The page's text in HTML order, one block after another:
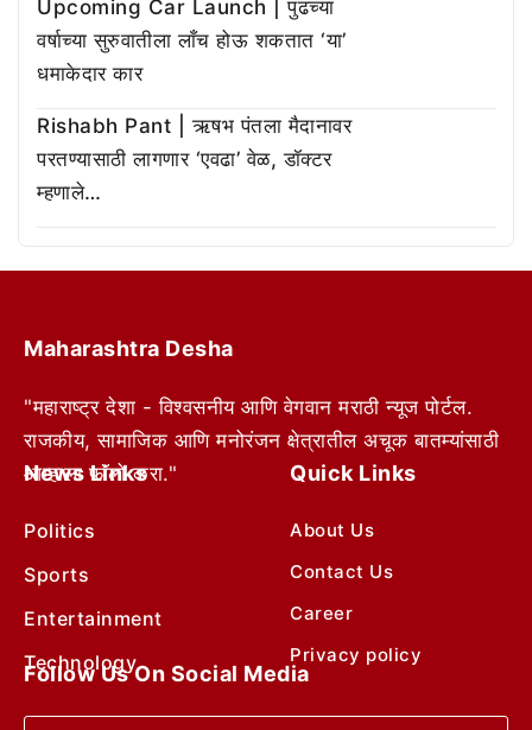
Upcoming Car Launch | पुढच्या
वर्षाच्या सुरुवातीला लाँच होऊ शकतात ‘या’
धमाकेदार कार
Rishabh Pant | ऋषभ पंतला मैदानावर
परतण्यासाठी लागणार ‘एवढा’ वेळ, डॉक्टर
म्हणाले…
Maharashtra Desha
"महाराष्ट्र देशा - विश्वसनीय आणि वेगवान मराठी न्यूज पोर्टल.
राजकीय, सामाजिक आणि मनोरंजन क्षेत्रातील अचूक बातम्यांसाठी
आम्हाला फॉलो करा."
News Links
Politics
Sports
Entertainment
Technology
Quick Links
About Us
Contact Us
Career
Privacy policy
Follow Us On Social Media